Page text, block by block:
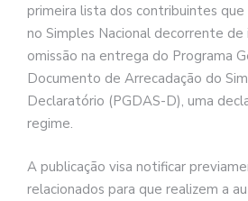
primeira lista dos contribuintes que
no Simples Nacional decorrente de
omissão na entrega do Programa
Documento de Arrecadação do
Declaratório (PGDAS-D), uma
regime.
A publicação visa notificar
relacionados para que realizem a